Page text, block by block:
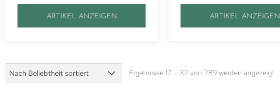
ARTIKEL ANZEIGEN ARTIKEL ANZEIGEN
Ergebnisse 17 – 32 von 289 werden angezeigt